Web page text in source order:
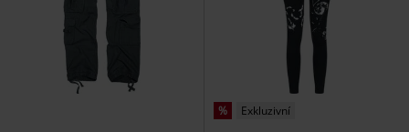
% Exkluzivní